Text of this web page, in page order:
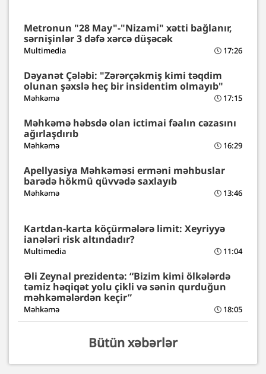
Metronun "28 May"-"Nizami" xətti bağlanır,
sərnişinlər 3 dəfə xərcə düşəcək
Multimedia 17:26
Dəyanət Çələbi: "Zərərçəkmiş kimi təqdim
olunan şəxslə heç bir insidentim olmayıb"
Məhkəmə 17:15
Məhkəmə həbsdə olan ictimai fəalın cəzasını
ağırlaşdırıb
Məhkəmə 16:29
Apellyasiya Məhkəməsi erməni məhbuslar
barədə hökmü qüvvədə saxlayıb
Məhkəmə 13:46
Kartdan-karta köçürmələrə limit: Xeyriyyə
ianələri risk altındadır?
Multimedia 11:04
Əli Zeynal prezidentə: “Bizim kimi ölkələrdə
təmiz həqiqət yolu çikli və sənin qurduğun
məhkəmələrdən keçir”
Məhkəmə 18:05
Bütün xəbərlər